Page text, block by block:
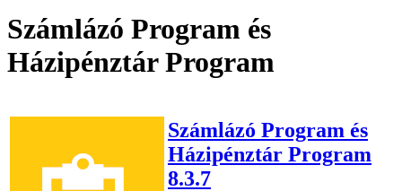
Számlázó Program és
Házipénztár Program
Számlázó Program és
Házipénztár Program
8.3.7